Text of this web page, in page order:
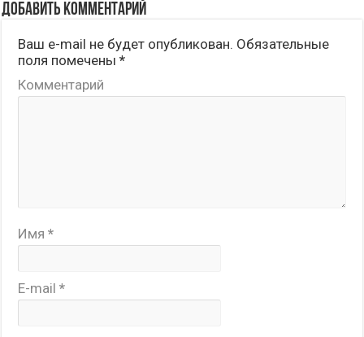
Добавить комментарий
Ваш e-mail не будет опубликован. Обязательные
поля помечены*
Комментарий
Имя*
E-mail*